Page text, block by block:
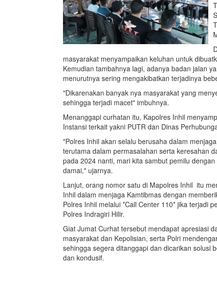
masyarakat menyampaikan keluhan untuk
Kemudian tambahnya lagi, adanya badan jalan
menurutnya sering mengakibatkan terjadinya
"Dikarenakan banyak nya masyarakat yang
sehingga terjadi macet" imbuhnya.
Menanggapi curhatan itu, Kapolres Inhil
Instansi terkait yakni PUTR dan Dinas
"Polres Inhil akan selalu berusaha dalam
terutama dalam permasalahan serta keresahan
pada 2024 nanti, mari kita sambut pemilu
damai," ujarnya.
Lanjut, orang nomor satu di Mapolres Inhil itu
Inhil dalam menjaga Kamtibmas dengan
Polres Inhil melalui *Call Center 110* jika terjadi
Polres Indragiri Hilir.
Giat Jumat Curhat tersebut mendapat apresiasi
masyarakat dan Kepolisian, serta Polri
sehingga segera ditanggapi dan dicarikan solusi
dan kondusif.